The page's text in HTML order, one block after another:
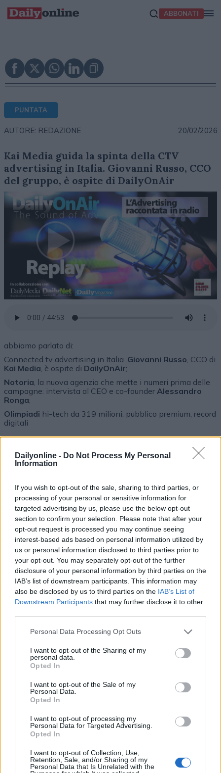
Dailyonline - Do Not Process My Personal
Information
If you wish to opt-out of the sale, sharing to third parties, or
processing of your personal or sensitive information for
targeted advertising by us, please use the below opt-out
section to confirm your selection. Please note that after your
opt-out request is processed you may continue seeing
interest-based ads based on personal information utilized by
us or personal information disclosed to third parties prior to
your opt-out. You may separately opt-out of the further
disclosure of your personal information by third parties on the
IAB’s list of downstream participants. This information may
also be disclosed by us to third parties on the IAB’s List of
Downstream Participants that may further disclose it to other
Personal Data Processing Opt Outs
I want to opt-out of the Sharing of my
personal data.
Opted In
I want to opt-out of the Sale of my
Personal Data.
Opted In
I want to opt-out of processing my
Personal Data for Targeted Advertising.
Opted In
I want to opt-out of Collection, Use,
Retention, Sale, and/or Sharing of my
Personal Data that Is Unrelated with the
ABBONATI
PUNTATA
AUTORE: REDAZIONE 20/02/2026
Kai Media guida la spinta della CTV
advertising in Italia. Giovanni Russo, CCO
del gruppo, è ospite di DailyOnAir
abbiamo parlato di:
Connected tv advertising in Italia. Giovanni Russo , CCO di
Kai Media , è ospite di DailyOnAir;
Notoria , la nuova agenzia che mette i numeri prima delle
campagne: intervista al CEO e co-founder Alessandro
Ronga;
Olimpiadi hi-tech da 319 milioni: pubblico premium, record
digitali
Altri podcast che potrebbero piacerti
PUNTATA
Redazione 01/04/2022
Le evoluzioni dell'adv
video online
PUNTATA
Redazione
Incontro con MOCA
interactive
Resta connesso
Sei interessato alle nostre iniziative editoriali? Contattaci,
potrai anche richiedere l’invio per 1 mese in promozione
gratuita delle nostre pubblicazioni. I dati che ci fornirai non
database ad uso esclusivo interno all'azienda.